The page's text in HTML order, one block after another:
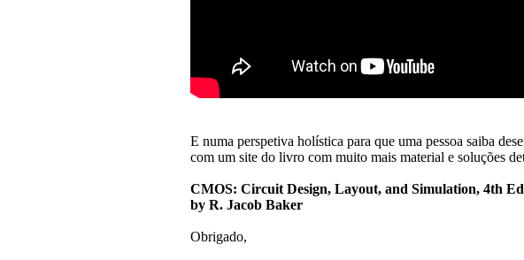
E numa perspetiva holística para que uma pessoa saiba
com um site do livro com muito mais material e soluções
CMOS: Circuit Design, Layout, and Simulation, 4th
by R. Jacob Baker
Obrigado,